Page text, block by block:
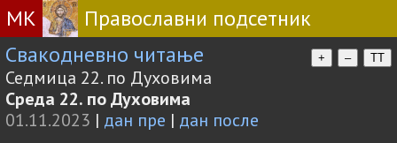
МК
Православни подсетник
Свакодневно читање
+ – TT
Седмица 22. по Духовима
Среда 22. по Духовима
01.11.2023 | дан пре | дан после